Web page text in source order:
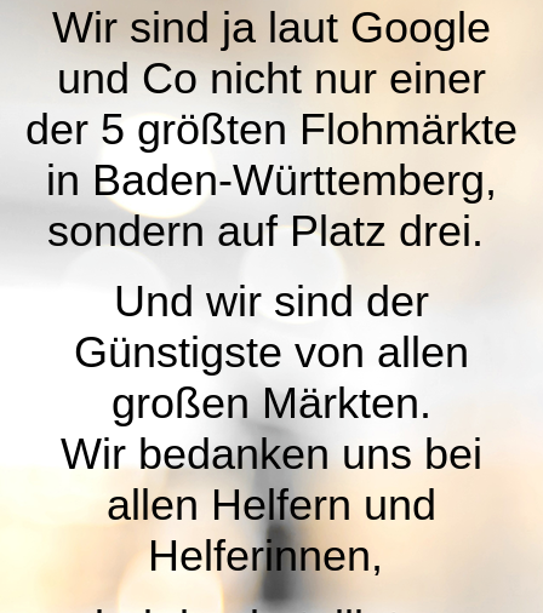
Wir sind ja laut Google
und Co nicht nur einer
der 5 größten Flohmärkte
in Baden-Württemberg,
sondern auf Platz drei.
Und wir sind der
Günstigste von allen
großen Märkten.
Wir bedanken uns bei
allen Helfern und
Helferinnen,